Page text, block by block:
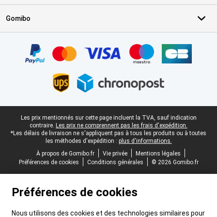
Gomibo
Pied-de-page légal
Les prix mentionnés sur cette page incluent la TVA, sauf indication
contraire. Les prix ne comprennent pas les frais d'expédition.
*Les délais de livraison ne s'appliquent pas à tous les produits ou à toutes
les méthodes d'expédition : plus d'informations.
À propos de Gomibo.fr
Vie privée
Mentions légales
Préférences de cookies
Conditions générales © 2026 Gomibo.fr
Préférences de cookies
Nous utilisons des cookies et des technologies similaires pour